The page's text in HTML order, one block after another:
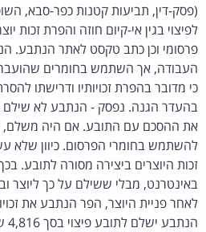
(פסק-דין, תביעות קטנות כפר-סבא,
לפיצוי בגין אי-קיום חוזה והפרת זכות
פרסומי וכן כתב טקסט לאתר הנתבע.
העבודה, אך השתמש בחומרים
כי מדובר בהפרת זכויותיו ודרישתו
בהעדר הגנה. נפסק - הנתבע לא שילם
את ההסכם עם התובע. אם היה משלם,
להשתמש בחומרי הפרסום. כיוון שלא
זכות היוצרים ביצירה מסורה לתובע.
באינטרנט, מבלי ששילם על כך ליוצר
לאחר פניית היוצר, הפר הנתבע את
הנתבע ישלם לתובע פיצוי בסך 4,816 ש"ח.